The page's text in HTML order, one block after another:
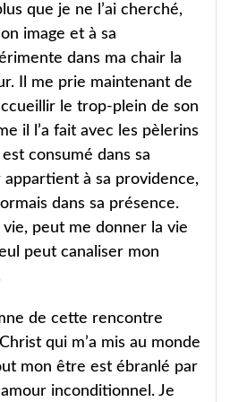
que je ne l’ai cherché,
image et à sa
dans ma chair la
Il me prie maintenant de
le trop-plein de son
il l’a fait avec les pèlerins
est consumé dans sa
à sa providence,
dans sa présence.
vie, peut me donner la vie
peut canaliser mon
de cette rencontre
qui m’a mis au monde
mon être est ébranlé par
inconditionnel. Je